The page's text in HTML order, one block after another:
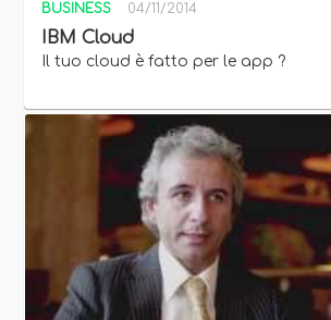
BUSINESS 04/11/2014
IBM Cloud
Il tuo cloud è fatto per le app ?